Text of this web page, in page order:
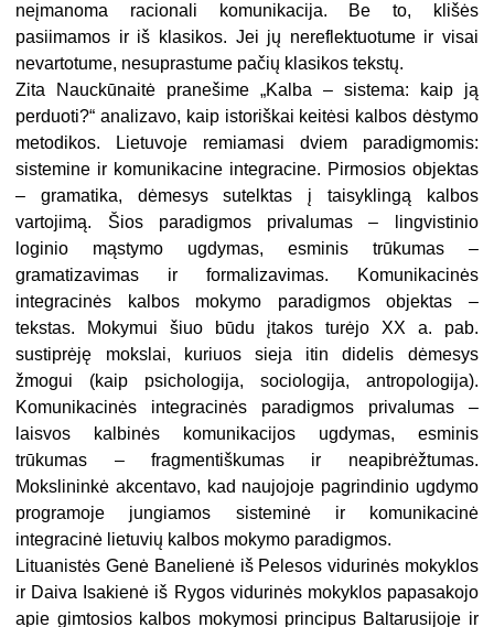
neįmanoma racionali komunikacija. Be to, klišės
pasiimamos ir iš klasikos. Jei jų nereflektuotume ir visai
nevartotume, nesuprastume pačių klasikos tekstų.
Zita Nauckūnaitė pranešime „Kalba – sistema: kaip ją
perduoti?“ analizavo, kaip istoriškai keitėsi kalbos dėstymo
metodikos. Lietuvoje remiamasi dviem paradigmomis:
sistemine ir komunikacine integracine. Pirmosios objektas
– gramatika, dėmesys sutelktas į taisyklingą kalbos
vartojimą. Šios paradigmos privalumas – lingvistinio
loginio mąstymo ugdymas, esminis trūkumas –
gramatizavimas ir formalizavimas. Komunikacinės
integracinės kalbos mokymo paradigmos objektas –
tekstas. Mokymui šiuo būdu įtakos turėjo XX a. pab.
sustiprėję mokslai, kuriuos sieja itin didelis dėmesys
žmogui (kaip psichologija, sociologija, antropologija).
Komunikacinės integracinės paradigmos privalumas –
laisvos kalbinės komunikacijos ugdymas, esminis
trūkumas – fragmentiškumas ir neapibrėžtumas.
Mokslininkė akcentavo, kad naujojoje pagrindinio ugdymo
programoje jungiamos sisteminė ir komunikacinė
integracinė lietuvių kalbos mokymo paradigmos.
Lituanistės Genė Banelienė iš Pelesos vidurinės mokyklos
ir Daiva Isakienė iš Rygos vidurinės mokyklos papasakojo
apie gimtosios kalbos mokymosi principus Baltarusijoje ir